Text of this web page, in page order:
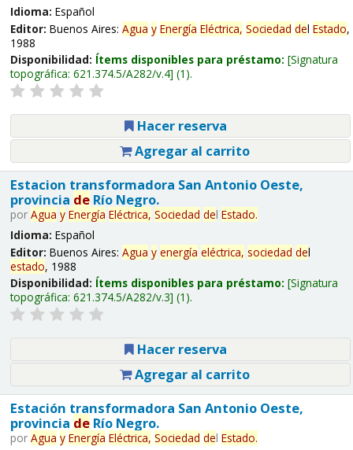
Idioma: Español
Editor: Buenos Aires: Agua y Energía Eléctrica, Sociedad del Estado,
1988
Disponibilidad: Ítems disponibles para préstamo: Signatura
topográfica: 621.374.5/A282/v.4 (1).
Hacer reserva
Agregar al carrito
Estacion transformadora San Antonio Oeste,
provincia deRío Negro.
por Agua y Energía Eléctrica, Sociedad del Estado.
Idioma: Español
Editor: Buenos Aires: Agua y energía eléctrica, sociedad del
estado, 1988
Disponibilidad: Ítems disponibles para préstamo: Signatura
topográfica: 621.374.5/A282/v.3 (1).
Hacer reserva
Agregar al carrito
Estación transformadora San Antonio Oeste,
provincia deRío Negro.
por Agua y Energía Eléctrica, Sociedad del Estado.